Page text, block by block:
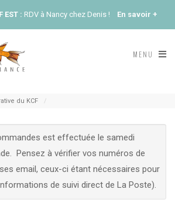
EST : RDV à Nancy chez Denis ! En savoir +
NORD : Réunion de Rentrée du KCF Nord En
+
SKS 2026
ÎLE DE FRANCE : Réunion KCF Ile de France
SeptembreEn savoir +
ÎLE DE FRANCE :Réunion KCF Ile de France
En savoir +
MENU
du KCF
est effectuée le samedi
Pensez à vérifier vos numéros de
email, ceux-ci étant nécessaires pour
de suivi direct de La Poste).